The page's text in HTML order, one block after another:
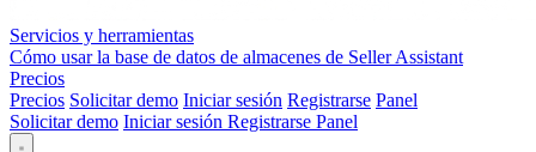
Servicios y herramientas
Cómo usar la base de datos de almacenes de Seller Assistant
Precios
Precios Solicitar demo Iniciar sesión Registrarse Panel
Solicitar demo Iniciar sesión Registrarse Panel